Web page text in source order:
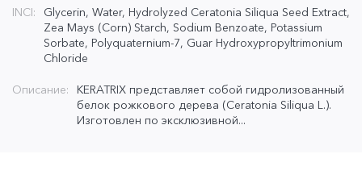
INCI:
Glycerin, Water, Hydrolyzed Ceratonia Siliqua Seed Extract,
Zea Mays (Corn) Starch, Sodium Benzoate, Potassium
Sorbate, Polyquaternium-7, Guar Hydroxypropyltrimonium
Chloride
Описание:
KERATRIX представляет собой гидролизованный
белок рожкового дерева (Ceratonia Siliqua L.).
Изготовлен по эксклюзивной...